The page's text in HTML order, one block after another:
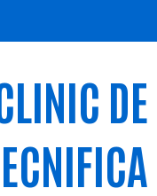
DE